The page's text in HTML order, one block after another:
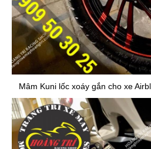
Mâm Kuni lốc xoáy gắn cho xe